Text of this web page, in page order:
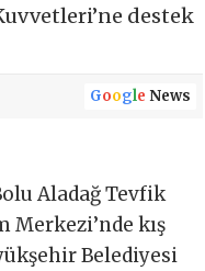
destek
Google News
Aladağ Tevfik
Merkezi’nde kış
Belediyesi